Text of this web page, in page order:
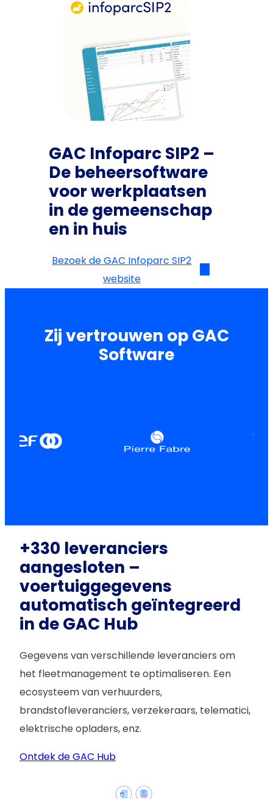
GAC Infoparc SIP2 –
De beheersoftware
voor werkplaatsen
in de gemeenschap
en in huis
Bezoek de GAC Infoparc SIP2
website
Zij vertrouwen op GAC
Software
+330 leveranciers
aangesloten –
voertuiggegevens
automatisch geïntegreerd
in de GAC Hub
Gegevens van verschillende leveranciers om
het fleetmanagement te optimaliseren. Een
ecosysteem van verhuurders,
brandstofleveranciers, verzekeraars, telematici,
elektrische opladers, enz.
Ontdek de GAC Hub